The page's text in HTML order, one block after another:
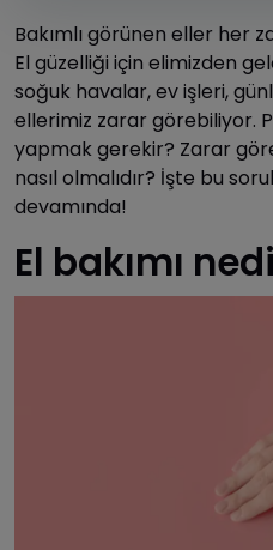
Bakımlı görünen eller her
El güzelliği için elimizden
soğuk havalar, ev işleri,
ellerimiz zarar görebiliyor.
yapmak gerekir? Zarar
nasıl olmalıdır? İşte bu
devamında!
El bakımı